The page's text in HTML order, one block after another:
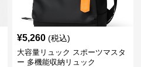
¥5,260 (税込)
大容量リュック スポーツマスタ
ー 多機能収納リュック